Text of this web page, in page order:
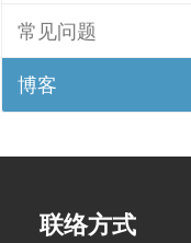
常见问题
博客
联络方式